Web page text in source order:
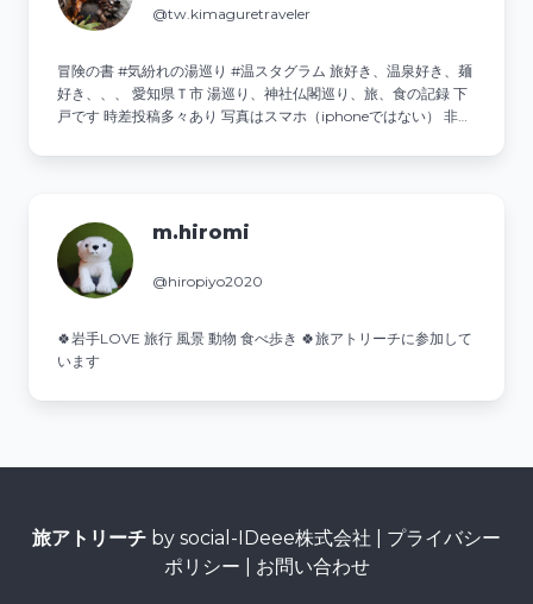
@tw.kimaguretraveler
冒険の書 #気紛れの湯巡り #温スタグラム 旅好き、温泉好き、麺
好き、、、 愛知県Ｔ市 湯巡り、神社仏閣巡り、旅、食の記録 下
戸です 時差投稿多々あり 写真はスマホ（iphoneではない） 非公
巡り #気紛れが食す #気紛れが巡る
m.hiromi
@hiropiyo2020
🍀岩手LOVE 旅行 風景 動物 食べ歩き 🍀旅アトリーチに参加して
います
旅アトリーチ by social-IDeee株式会社 | プライバシー
ポリシー
お問い合わせ